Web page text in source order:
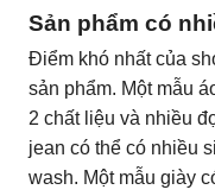
Sản phẩm có
Điểm khó nhất của
sản phẩm. Một mẫu
2 chất liệu và nhiều
jean có thể có nhiều
wash. Một mẫu giày